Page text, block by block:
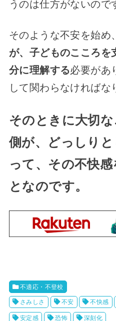
うのは仕方がないので
そのような不安を始め、
が、子どものこころを
分に理解する必要があ
して関わらなければな
そのときに大切
側が、どっしり
って、その不快
となのです。
不適応・不登校
さみしさ 不安 不快感
安定感 恐怖 深刻化